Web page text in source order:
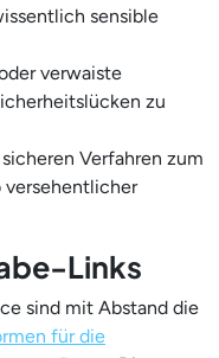
sensible
verwaiste
zu
Verfahren zum
versehentlicher
Links
sind mit Abstand die
für die